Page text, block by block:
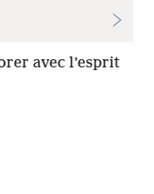
avec l’esprit